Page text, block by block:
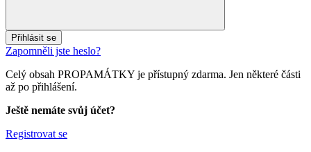
Přihlásit se
Zapomněli jste heslo?
Celý obsah PROPAMÁTKY je přístupný zdarma. Jen některé části
až po přihlášení.
Ještě nemáte svůj účet?
Registrovat se